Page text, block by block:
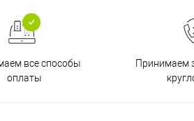
все способы
оплаты
Принимаем